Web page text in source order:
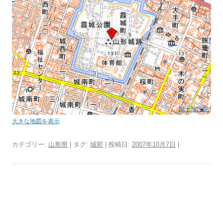
国土地理院
大きな地図を表示
カテゴリー: 山形県 | タグ: 城郭 | 投稿日: 2007年10月7日 |